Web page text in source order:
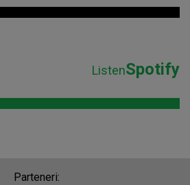
ListenSpotify
Parteneri: